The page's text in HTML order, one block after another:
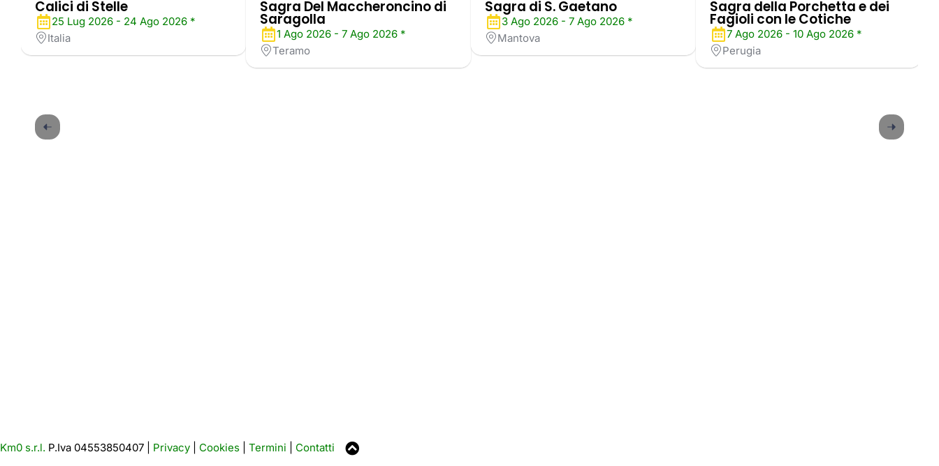
Calici di Stelle
25 Lug 2026 - 24 Ago 2026 *
Italia
Sagra Del Maccheroncino di
Saragolla
1 Ago 2026 - 7 Ago 2026 *
Teramo
Sagra di S. Gaetano
3 Ago 2026 - 7 Ago 2026 *
Mantova
Sagra della Porchetta e dei
Fagioli con le Cotiche
7 Ago 2026 - 10 Ago 2026 *
Perugia
Km0 s.r.l. P.Iva 04553850407 | Privacy Cookies Termini Contatti